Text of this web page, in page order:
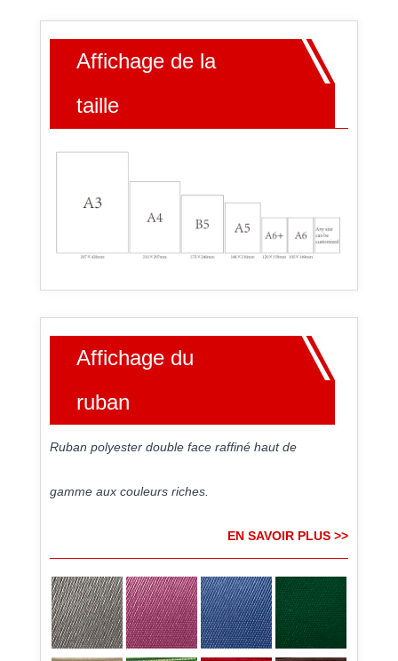
Affichage de la
taille
Affichage du
ruban
Ruban polyester double face raffiné haut de
gamme aux couleurs riches.
EN SAVOIR PLUS >>